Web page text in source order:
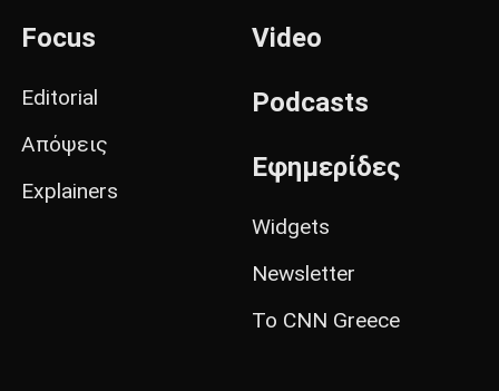
Focus
Editorial
Απόψεις
Explainers
Video
Podcasts
Εφημερίδες
Widgets
Newsletter
Το CNN Greece